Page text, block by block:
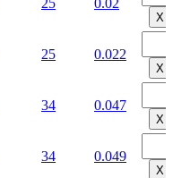
25 0.02
Х
25 0.022
Х
34 0.047
Х
34 0.049
Х